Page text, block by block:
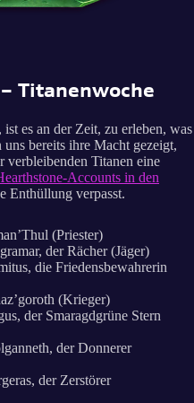
Titanenwoche
es an der Zeit, zu erleben, was
bereits ihre Macht gezeigt,
Titanen eine
Accounts in den
Enthüllung verpasst.
(Priester)
der Rächer (Jäger)
die Friedensbewahrerin
(Krieger)
der Smaragdgrüne Stern
der Donnerer
der Zerstörer